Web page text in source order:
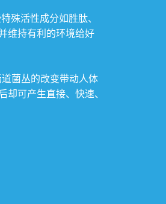
殊活性成分如胜肽、
维持有利的环境给好
菌丛的改变带动人体
可产生直接、快速、